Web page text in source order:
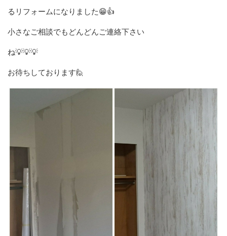
るリフォームになりました😁👍
小さなご相談でもどんどんご連絡下さい
ね💡💡💡
お待ちしております🙋